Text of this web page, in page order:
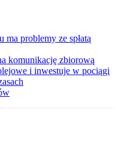
problemy ze spłatą
komunikację zbiorową
i inwestuje w pociągi